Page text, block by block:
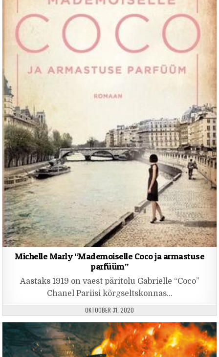
Michelle Marly “Mademoiselle Coco ja armastuse
parfüüm”
Aastaks 1919 on vaest päritolu Gabrielle “Coco”
Chanel Pariisi kõrgseltskonnas…
PUBLISHED DATE:
OKTOOBER 31, 2020